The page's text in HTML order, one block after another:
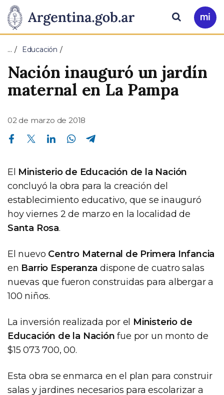
Presidencia
de
la
Nación
Pasar al contenido principal
Ir
a
Buscar
… Educación
Nación inauguró un jardín
maternal en La Pampa
02 de marzo de 2018
Compartir en Facebook Compartir en Twitter Compartir en Linkedin Compartir en Whatsapp
El Ministerio de Educación de la Nación
concluyó la obra para la creación del
establecimiento educativo, que se inauguró
hoy viernes 2 de marzo en la localidad de
Santa Rosa.
El nuevo Centro Maternal de Primera Infancia
en Barrio Esperanza dispone de cuatro salas
nuevas que fueron construidas para albergar a
100 niños.
La inversión realizada por el Ministerio de
Educación de la Nación fue por un monto de
$15 073 700, 00.
Esta obra se enmarca en el plan para construir
salas y jardines necesarios para escolarizar a